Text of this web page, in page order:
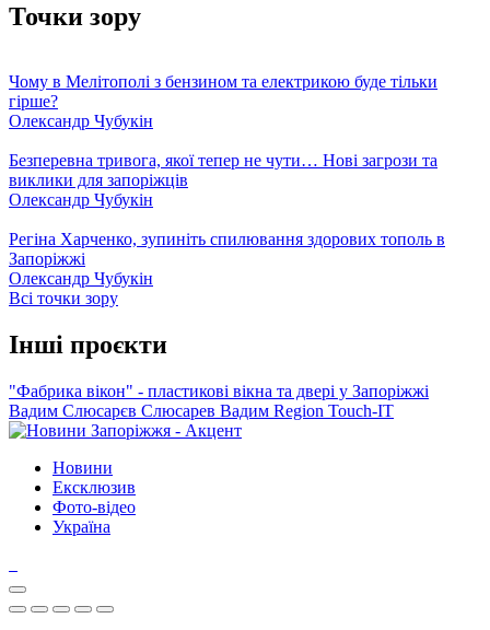
Точки зору
Чому в Мелітополі з бензином та електрикою буде тільки
гірше?
Олександр Чубукін
Безперевна тривога, якої тепер не чути… Нові загрози та
виклики для запоріжців
Олександр Чубукін
Регіна Харченко, зупиніть спилювання здорових тополь в
Запоріжжі
Олександр Чубукін
Всі точки зору
Інші проєкти
"Фабрика вікон" - пластикові вікна та двері у Запоріжжі
Вадим Слюсарєв Слюсарев Вадим Region Touch-IT
Новини
Ексклюзив
Фото-відео
Україна